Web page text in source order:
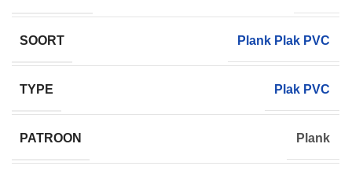
SOORT Plank Plak PVC
TYPE Plak PVC
PATROON Plank